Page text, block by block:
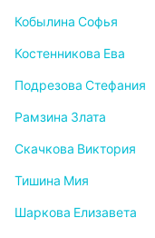
Кобылина Софья
Костенникова Ева
Подрезова Стефания
Рамзина Злата
Скачкова Виктория
Тишина Мия
Шаркова Елизавета